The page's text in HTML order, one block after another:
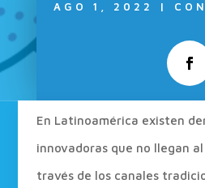
AGO 1, 2022 |
En Latinoamérica existen
innovadoras que no llegan
través de los canales